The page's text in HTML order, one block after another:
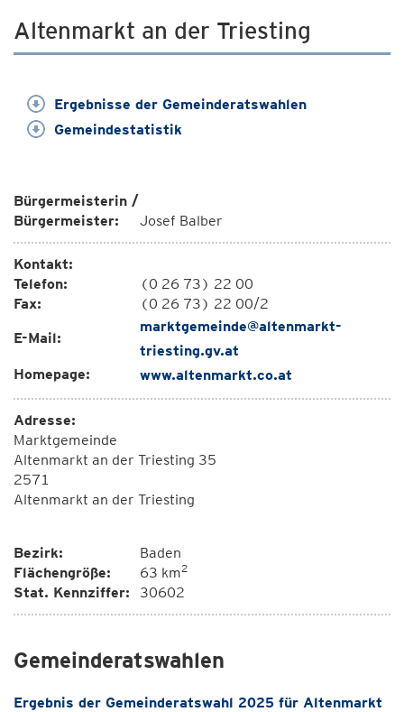
Altenmarkt an der Triesting
Ergebnisse der Gemeinderatswahlen
Gemeindestatistik
Bürgermeisterin /
Bürgermeister:
Josef Balber
Kontakt:
Telefon:
(0 26 73) 22 00
Fax:
(0 26 73) 22 00/2
E-Mail:
marktgemeinde@altenmarkt-
triesting.gv.at
Homepage:
www.altenmarkt.co.at
Adresse:
Marktgemeinde
Altenmarkt an der Triesting 35
2571
Altenmarkt an der Triesting
Bezirk:
Baden
Flächengröße:
63 km2
Stat. Kennziffer: 30602
Gemeinderatswahlen
Ergebnis der Gemeinderatswahl 2025 für Altenmarkt